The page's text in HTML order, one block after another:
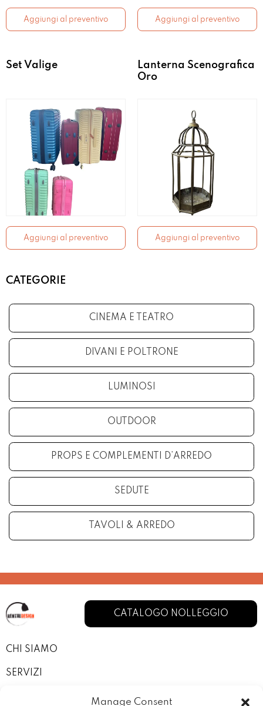
Manage Consent
Aggiungi al preventivo Aggiungi al preventivo
Set Valige
Aggiungi al preventivo
Lanterna Scenografica
Oro
Aggiungi al preventivo
CATEGORIE
CINEMA E TEATRO
DIVANI E POLTRONE
LUMINOSI
OUTDOOR
PROPS E COMPLEMENTI D’ARREDO
SEDUTE
TAVOLI & ARREDO
CATALOGO NOLLEGGIO
CHI SIAMO
SERVIZI
I NOSTRI ALLESTIMENTI